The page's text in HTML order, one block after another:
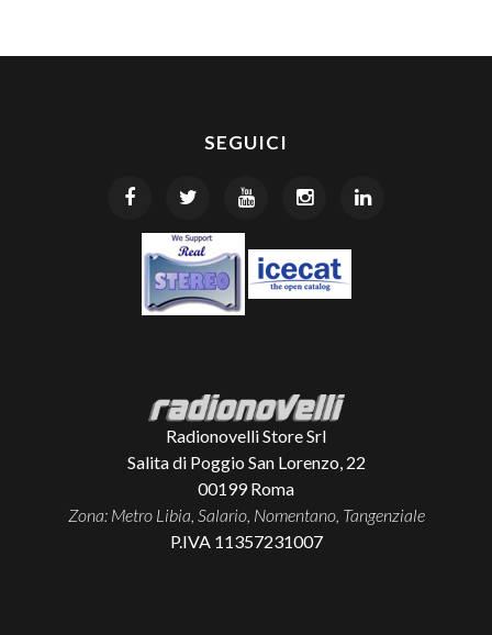
SEGUICI
Radionovelli Store Srl
Salita di Poggio San Lorenzo, 22
00199 Roma
Zona: Metro Libia, Salario, Nomentano, Tangenziale
P.IVA 11357231007